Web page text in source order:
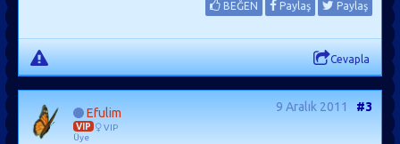
BEĞEN Paylaş Paylaş
Cevapla
Efulim
VIP
VIP
Üye
9 Aralık 2011 #3